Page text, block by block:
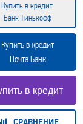
Купить в кредит
Банк Тинькофф
Купить в кредит
Почта Банк